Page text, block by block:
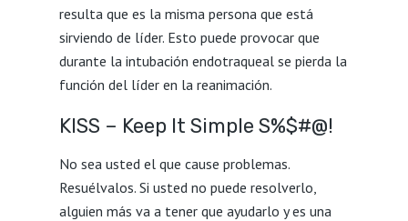
resulta que es la misma persona que está
sirviendo de líder. Esto puede provocar que
durante la intubación endotraqueal se pierda la
función del líder en la reanimación.
KISS – Keep It Simple S%$#@!
No sea usted el que cause problemas.
Resuélvalos. Si usted no puede resolverlo,
alguien más va a tener que ayudarlo y es una